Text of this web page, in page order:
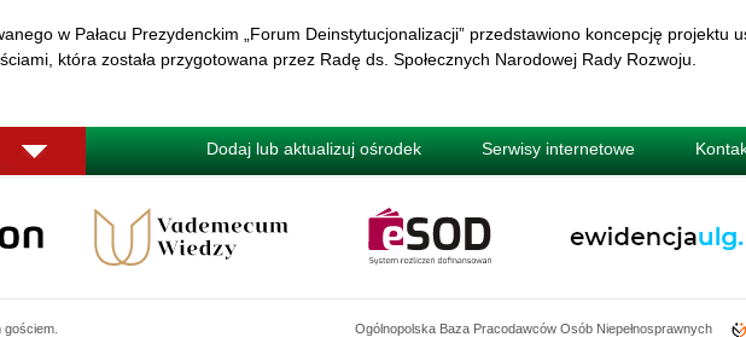
w Pałacu Prezydenckim „Forum Deinstytucjonalizacji” przedstawiono koncepcję projektu
która została przygotowana przez Radę ds. Społecznych Narodowej Rady Rozwoju.
Dodaj lub aktualizuj ośrodek Serwisy internetowe
gościem. Ogólnopolska Baza Pracodawców Osób Niepełnosprawnych